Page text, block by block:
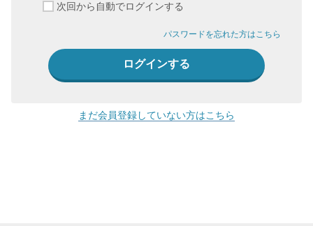
次回から自動でログインする
パスワードを忘れた方はこちら
まだ会員登録していない方はこちら